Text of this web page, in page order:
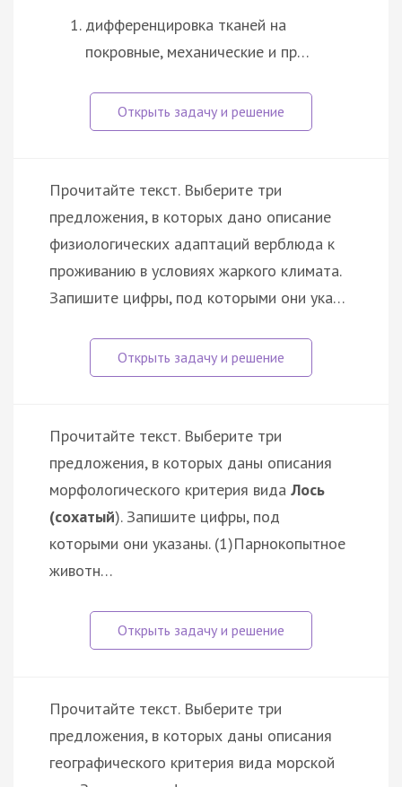
дифференцировка тканей на
покровные, механические и пр…
Прочитайте текст. Выберите три
предложения, в которых дано описание
физиологических адаптаций верблюда к
проживанию в условиях жаркого климата.
Запишите цифры, под которыми они ука…
Прочитайте текст. Выберите три
предложения, в которых даны описания
морфологического критерия вида Лось
(сохатый). Запишите цифры, под
которыми они указаны. (1)Парнокопытное
животн…
Прочитайте текст. Выберите три
предложения, в которых даны описания
географического критерия вида морской